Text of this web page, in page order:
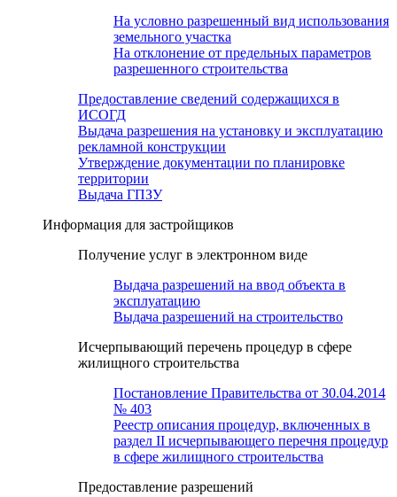
На условно разрешенный вид использования
земельного участка
На отклонение от предельных параметров
разрешенного строительства
Предоставление сведений содержащихся в
ИСОГД
Выдача разрешения на установку и эксплуатацию
рекламной конструкции
Утверждение документации по планировке
территории
Выдача ГПЗУ
Информация для застройщиков
Получение услуг в электронном виде
Выдача разрешений на ввод объекта в
эксплуатацию
Выдача разрешений на строительство
Исчерпывающий перечень процедур в сфере
жилищного строительства
Постановление Правительства от 30.04.2014
№ 403
Реестр описания процедур, включенных в
раздел II исчерпывающего перечня процедур
в сфере жилищного строительства
Предоставление разрешений